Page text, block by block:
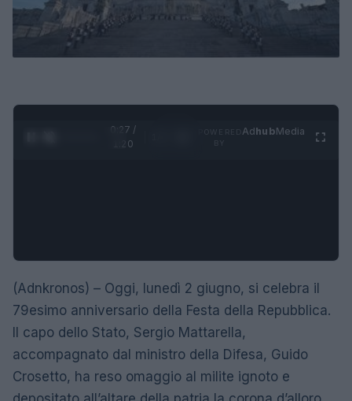
0:28 /
1:20
AdhubMedia
(Adnkronos) – Oggi, lunedì 2 giugno, si celebra il
79esimo anniversario della Festa della Repubblica.
Il capo dello Stato, Sergio Mattarella,
accompagnato dal ministro della Difesa, Guido
Crosetto, ha reso omaggio al milite ignoto e